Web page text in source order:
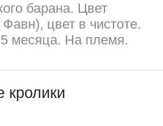
барана. Цвет
цвет в чистоте.
месяца. На племя.
кролики